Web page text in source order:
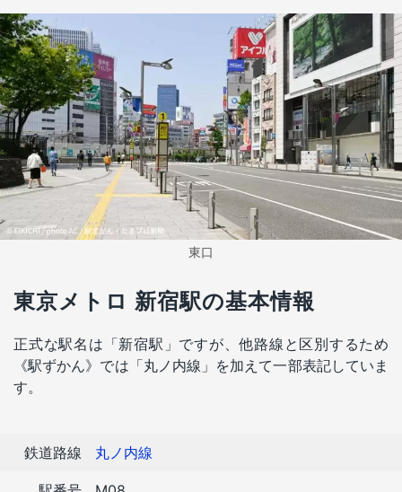
東口
東京メトロ 新宿駅の基本情報
正式な駅名は「新宿駅」ですが、他路線と区別するため
《駅ずかん》では「丸ノ内線」を加えて一部表記していま
す。
鉄道路線 丸ノ内線